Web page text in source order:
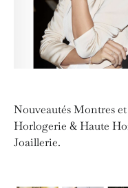
Nouveautés Montres
Horlogerie & Haute
Joaillerie.